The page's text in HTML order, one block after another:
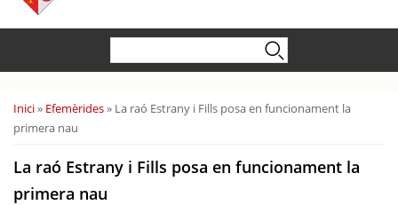
Esteu aquí
Inici» Efemèrides» La raó Estrany i Fills posa en funcionament la
primera nau
La raó Estrany i Fills posa en funcionament la
primera nau